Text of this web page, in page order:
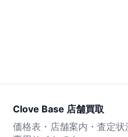
Clove Base 店舗買取
価格表・店舗案内・査定